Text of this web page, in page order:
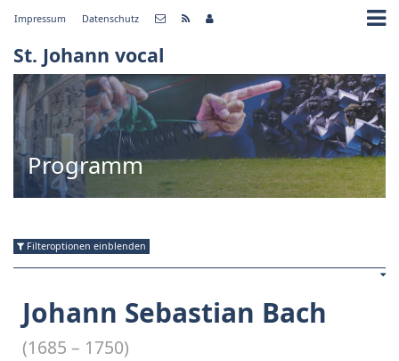
Impressum Datenschutz
St. Johann vocal
Programm
Filteroptionen einblenden
Johann Sebastian Bach
(1685 – 1750)